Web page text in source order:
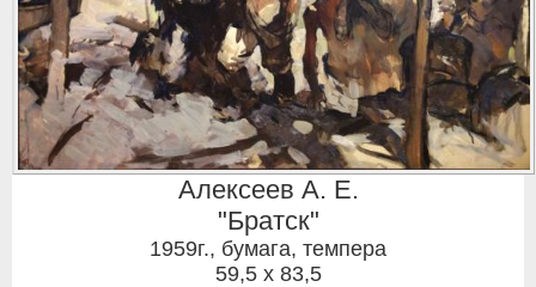
Алексеев А. Е.
"Братск"
1959г., бумага, темпера
59,5 x 83,5